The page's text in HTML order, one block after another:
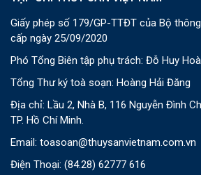
Giấy phép số 179/GP-TTĐT của Bộ
cấp ngày 25/09/2020
Phó Tổng Biên tập phụ trách: Đỗ Huy
Tổng Thư ký toà soạn: Hoàng Hải Đăng
Địa chỉ: Lầu 2, Nhà B, 116 Nguyễn Đình
TP. Hồ Chí Minh.
Email: toasoan@thuysanvietnam.com.vn
Điện Thoại: (84.28) 62777 616